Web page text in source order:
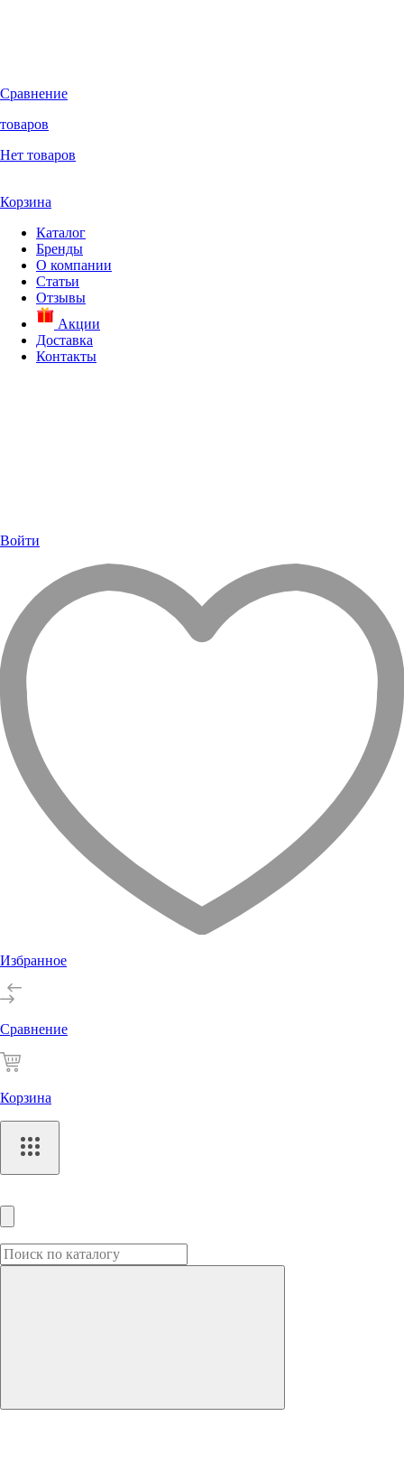
Сравнение
товаров
Нет товаров
Корзина
Каталог
Бренды
О компании
Статьи
Отзывы
Акции
Доставка
Контакты
Войти
Избранное
Сравнение
Корзина